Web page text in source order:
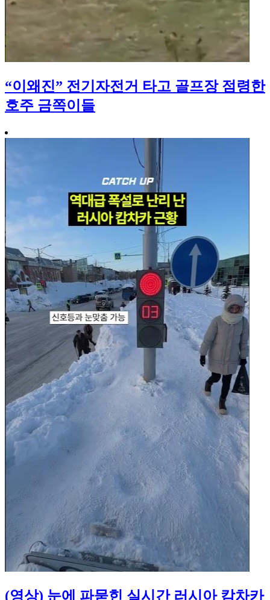
“이왜진” 전기자전거 타고 골프장 점령한
호주 금쪽이들
(영상) 눈에 파묻힌 실시간 러시아 캄차카